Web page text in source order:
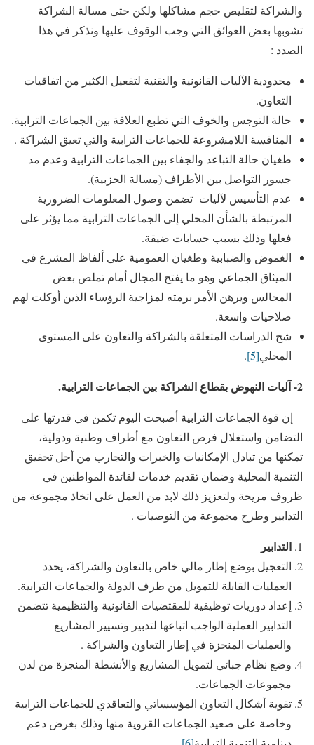
والشراكة لتقليص حجم مشاكلها ولكن حتى مسالة الشراكة
تشوبها بعض العوائق التي وجب الوقوف عليها ونذكر في هذا
الصدد :
محدودية الآليات القانونية والتقنية لتفعيل الكثير من اتفاقيات
التعاون.
حالة التوجس والخوف التي تطبع العلاقة بين الجماعات الترابية.
المنافسة اللامشروعة للجماعات الترابية والتي تعيق الشراكة .
طغيان حالة التباعد والجفاء بين الجماعات الترابية وعدم مد
جسور التواصل بين الأطراف (مسالة الحزبية).
عدم التأسيس لآليات تضمن وصول المعلومات الضرورية
المرتبطة بالشأن المحلي إلى الجماعات الترابية مما يؤثر على
فعلها وذلك بسبب حسابات ضيقة.
الغموض والضبابية وطغيان العمومية على ألفاظ المشرع في
الميثاق الجماعي وهو ما يفتح المجال أمام تملص بعض
المجالس ويرهن الأمر برمته لمزاجية الرؤساء الذين أوكلت لهم
صلاحيات واسعة.
شح الدراسات المتعلقة بالشراكة والتعاون على المستوى
المحلي[5]
.
2- آليات النهوض بقطاع الشراكة بين الجماعات الترابية.
إن قوة الجماعات الترابية أصبحت اليوم تكمن في قدرتها على
التضامن واستغلال فرص التعاون مع أطراف وطنية ودولية،
تمكنها من تبادل الإمكانيات والخبرات والتجارب من أجل تحقيق
التنمية المحلية وضمان تقديم خدمات لفائدة المواطنين في
ظروف مريحة ولتعزيز ذلك لابد من العمل على اتخاذ مجموعة من
التدابير وطرح مجموعة من التوصيات .
التدابير
التعجيل بوضع إطار مالي خاص بالتعاون والشراكة، يحدد
العمليات القابلة للتمويل من طرف الدولة والجماعات الترابية.
إعداد دوريات توظيفية للمقتضيات القانونية والتنظيمية تتضمن
التدابير العملية الواجب اتباعها لتدبير وتسيير المشاريع
والعمليات المنجزة في إطار التعاون والشراكة .
وضع نظام جبائي لتمويل المشاريع والأنشطة المنجزة من لدن
مجموعات الجماعات.
تقوية أشكال التعاون المؤسساتي والتعاقدي للجماعات الترابية
وخاصة على صعيد الجماعات القروية منها وذلك بغرض دعم